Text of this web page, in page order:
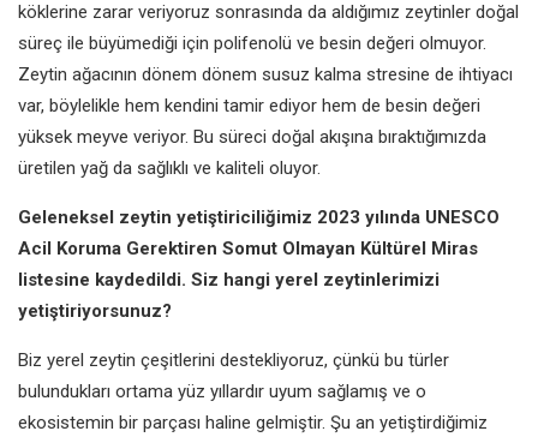
köklerine zarar veriyoruz sonrasında da aldığımız zeytinler doğal
süreç ile büyümediği için polifenolü ve besin değeri olmuyor.
Zeytin ağacının dönem dönem susuz kalma stresine de ihtiyacı
var, böylelikle hem kendini tamir ediyor hem de besin değeri
yüksek meyve veriyor. Bu süreci doğal akışına bıraktığımızda
üretilen yağ da sağlıklı ve kaliteli oluyor.
Geleneksel zeytin yetiştiriciliğimiz 2023 yılında UNESCO
Acil Koruma Gerektiren Somut Olmayan Kültürel Miras
listesine kaydedildi. Siz hangi yerel zeytinlerimizi
yetiştiriyorsunuz?
Biz yerel zeytin çeşitlerini destekliyoruz, çünkü bu türler
bulundukları ortama yüz yıllardır uyum sağlamış ve o
ekosistemin bir parçası haline gelmiştir. Şu an yetiştirdiğimiz